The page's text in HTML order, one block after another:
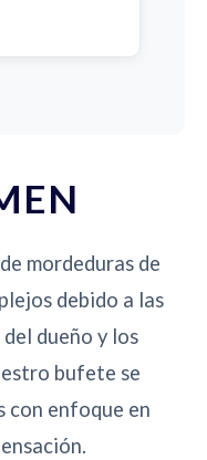
mordeduras de
debido a las
dueño y los
bufete se
con enfoque en